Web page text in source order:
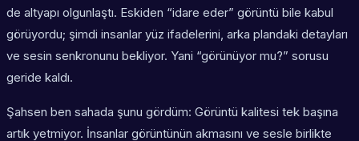
de altyapı olgunlaştı. Eskiden “idare eder” görüntü bile kabul
görüyordu; şimdi insanlar yüz ifadelerini, arka plandaki detayları
ve sesin senkronunu bekliyor. Yani “görünüyor mu?” sorusu
geride kaldı.
Şahsen ben sahada şunu gördüm: Görüntü kalitesi tek başına
artık yetmiyor. İnsanlar görüntünün akmasını ve sesle birlikte